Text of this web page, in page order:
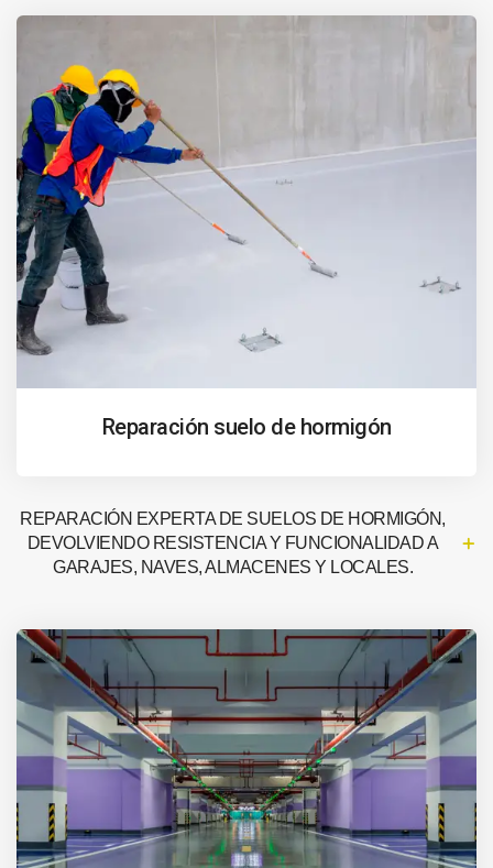
Reparación suelo de hormigón
REPARACIÓN EXPERTA DE SUELOS DE HORMIGÓN,
DEVOLVIENDO RESISTENCIA Y FUNCIONALIDAD A
GARAJES, NAVES, ALMACENES Y LOCALES.